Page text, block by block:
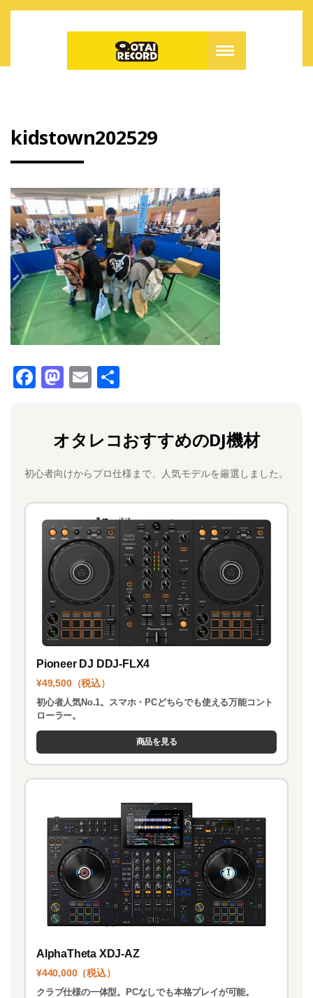
kidstown202529
F
b
o
o
k
M
o
d
o
n
E
l
オタレコおすすめのDJ機材
初心者向けからプロ仕様まで、人気モデルを厳選しました。
Pioneer DJ DDJ-FLX4
¥49,500（税込）
初心者人気No.1。スマホ・PCどちらでも使える万能コント
ローラー。
商品を見る
AlphaTheta XDJ-AZ
¥440,000（税込）
クラブ仕様の一体型。PCなしでも本格プレイが可能。